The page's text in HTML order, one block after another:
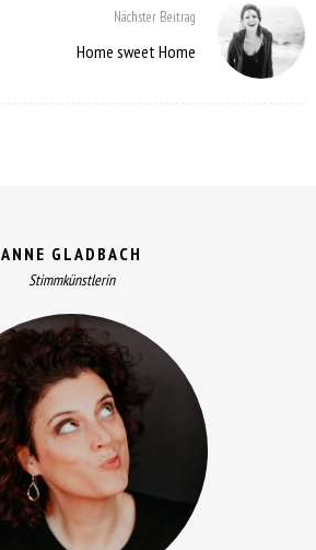
Nächster Beitrag
Home sweet Home
ANNE GLADBACH
Stimmkünstlerin